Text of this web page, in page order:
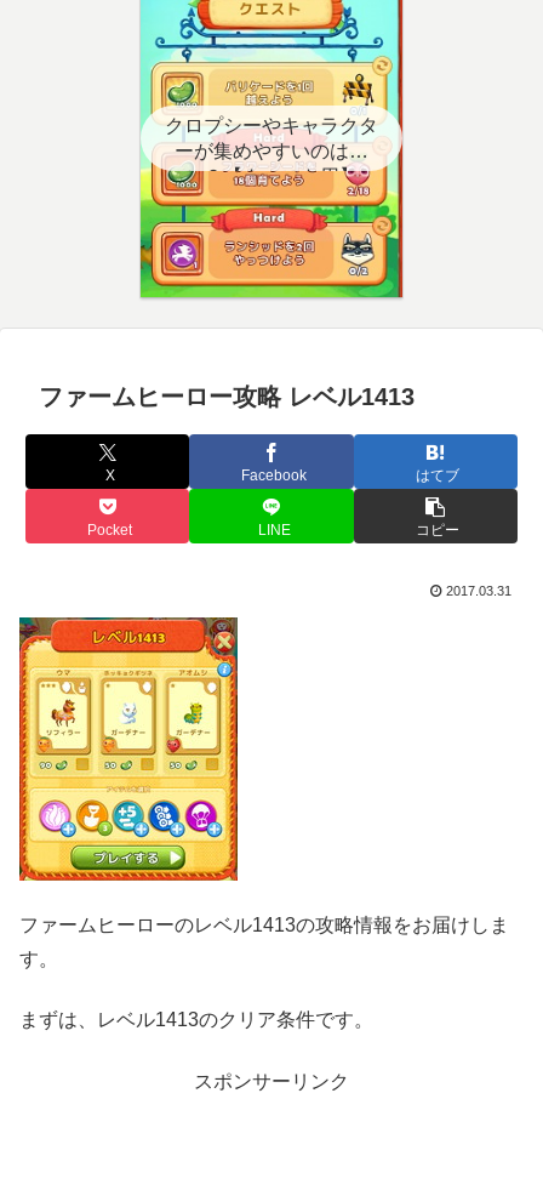
クロプシーやキャラクタ
ーが集めやすいのはど
こ？【クエスト用】
ファームヒーロー攻略 レベル1413
X Facebook はてブ
Pocket LINE コピー
2017.03.31
ファームヒーローのレベル1413の攻略情報をお届けしま
す。
まずは、レベル1413のクリア条件です。
スポンサーリンク